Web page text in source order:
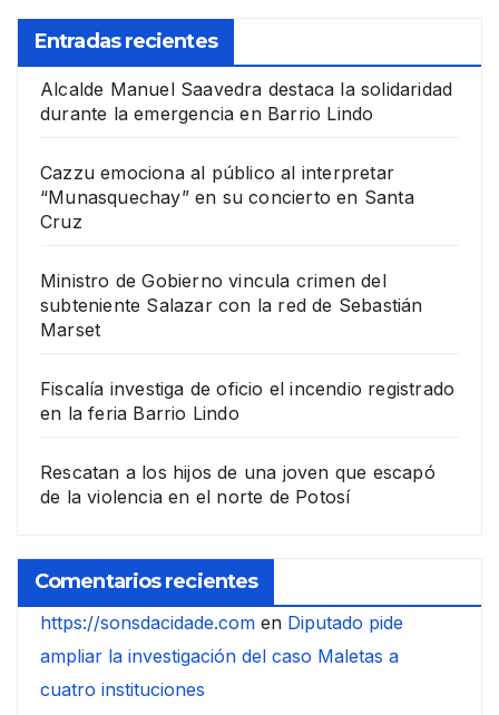
Entradas recientes
Alcalde Manuel Saavedra destaca la solidaridad
durante la emergencia en Barrio Lindo
Cazzu emociona al público al interpretar
“Munasquechay” en su concierto en Santa
Cruz
Ministro de Gobierno vincula crimen del
subteniente Salazar con la red de Sebastián
Marset
Fiscalía investiga de oficio el incendio registrado
en la feria Barrio Lindo
Rescatan a los hijos de una joven que escapó
de la violencia en el norte de Potosí
Comentarios recientes
https://sonsdacidade.com en Diputado pide
ampliar la investigación del caso Maletas a
cuatro instituciones